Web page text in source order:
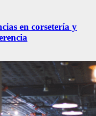
en corsetería y